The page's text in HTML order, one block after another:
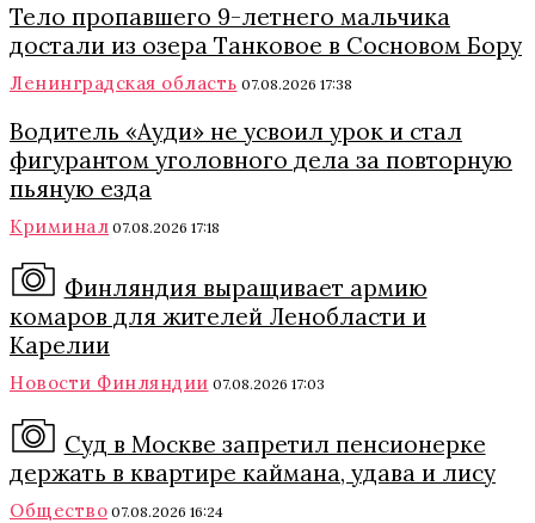
Тело пропавшего 9-летнего мальчика
достали из озера Танковое в Сосновом Бору
Ленинградская область 07.08.2026 17:38
Водитель «Ауди» не усвоил урок и стал
фигурантом уголовного дела за повторную
пьяную езда
Криминал 07.08.2026 17:18
Финляндия выращивает армию
комаров для жителей Ленобласти и
Карелии
Новости Финляндии 07.08.2026 17:03
Суд в Москве запретил пенсионерке
держать в квартире каймана, удава и лису
Общество 07.08.2026 16:24